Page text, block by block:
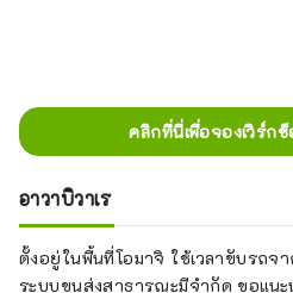
คลิกที่นี่เพื่อจองเวิร์ก
อาวาบิวาเร
ตั้งอยู่ในพื้นที่โอมาจิ ใช้เวลาขับรถจ
ระบบขนส่งสาธารณะมีจำกัด ขอแน